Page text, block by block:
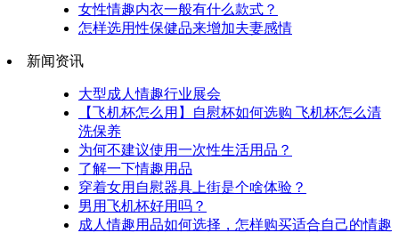
女性情趣内衣一般有什么款式？
怎样选用性保健品来增加夫妻感情
新闻资讯
大型成人情趣行业展会
【飞机杯怎么用】自慰杯如何选购 飞机杯怎么清
洗保养
为何不建议使用一次性生活用品？
了解一下情趣用品
穿着女用自慰器具上街是个啥体验？
男用飞机杯好用吗？
成人情趣用品如何选择，怎样购买适合自己的情趣